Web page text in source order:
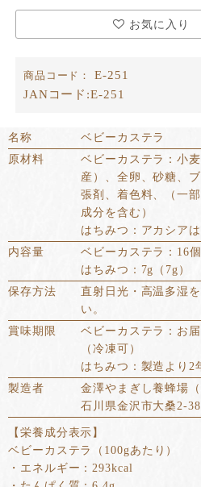
お気に入り
商品コード：
E-251
JANコード:E-251
名称
ベビーカステラ
原材料
ベビーカステラ：小
産）、全卵、砂糖、
張剤、着色料、（一
成分を含む）
はちみつ：アカシア
内容量
ベビーカステラ：16個
はちみつ：7g（7g）
保存方法
直射日光・高温多湿
い。
賞味期限
ベビーカステラ：お
（冷凍可）
はちみつ：製造より2
製造者
金澤やまぎし養蜂場
石川県金沢市大桑2-
【栄養成分表示】
ベビーカステラ（100gあたり）
・エネルギー：293kcal